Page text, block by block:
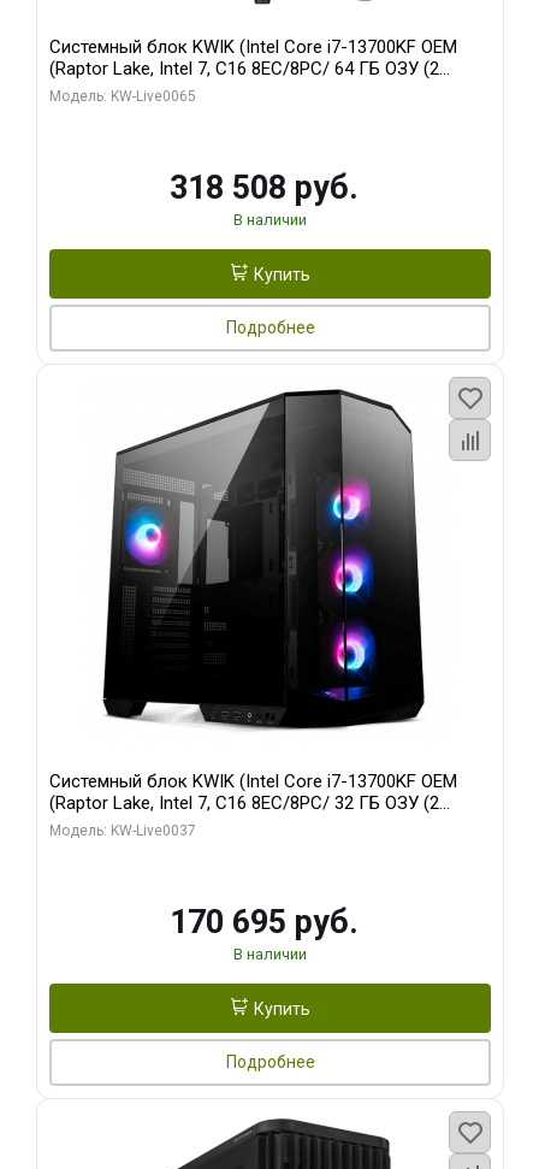
Системный блок KWIK (Intel Core i7-13700KF OEM
(Raptor Lake, Intel 7, C16 8EC/8PC/ 64 ГБ ОЗУ (2
модуля)/ ASUS RTX5080 PROART OC 16GB GDDR7
Модель: KW-Live0065
318 508 руб.
В наличии
Купить
Подробнее
Системный блок KWIK (Intel Core i7-13700KF OEM
(Raptor Lake, Intel 7, C16 8EC/8PC/ 32 ГБ ОЗУ (2
модуля)/ Gigabyte RTX5070 AERO OC 12GB GDDR7
Модель: KW-Live0037
170 695 руб.
В наличии
Купить
Подробнее